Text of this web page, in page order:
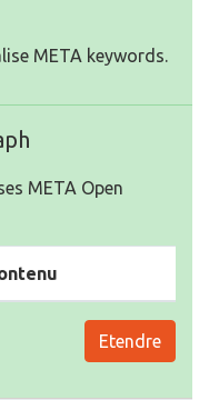
META keywords.
META Open
Etendre